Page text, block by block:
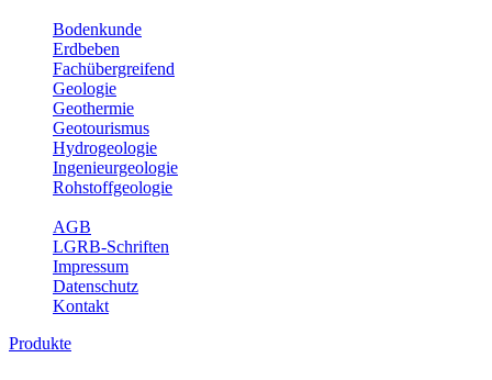
Bodenkunde
Erdbeben
Fachübergreifend
Geologie
Geothermie
Geotourismus
Hydrogeologie
Ingenieurgeologie
Rohstoffgeologie
AGB
LGRB-Schriften
Impressum
Datenschutz
Kontakt
Produkte